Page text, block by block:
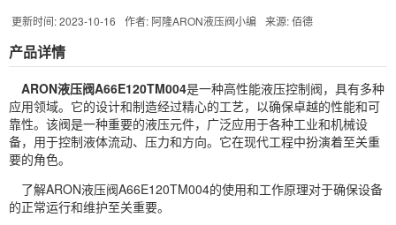
更新时间: 2023-10-16 作者: 阿隆ARON液压阀小编 来源: 佰德
产品详情
ARON液压阀A66E120TM004是一种高性能液压控制阀，具有多种
应用领域。它的设计和制造经过精心的工艺，以确保卓越的性能和可
靠性。该阀是一种重要的液压元件，广泛应用于各种工业和机械设
备，用于控制液体流动、压力和方向。它在现代工程中扮演着至关重
要的角色。
了解ARON液压阀A66E120TM004的使用和工作原理对于确保设备
的正常运行和维护至关重要。